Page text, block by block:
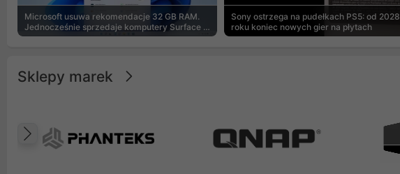
Microsoft usuwa rekomendacje 32 GB RAM.
Jednocześnie sprzedaje komputery Surface z
8 GB
Sony ostrzega na pudełkach PS5: od 2028
roku koniec nowych gier na płytach
Sklepy marek
Poprzedni